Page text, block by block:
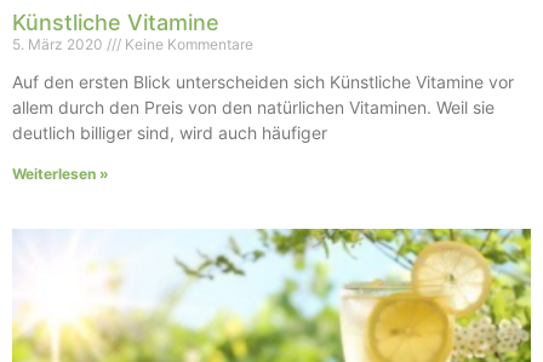
Künstliche Vitamine
5. März 2020 Keine Kommentare
Auf den ersten Blick unterscheiden sich Künstliche Vitamine vor
allem durch den Preis von den natürlichen Vitaminen. Weil sie
deutlich billiger sind, wird auch häufiger
Weiterlesen »